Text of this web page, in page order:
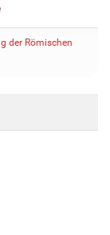
der Römischen